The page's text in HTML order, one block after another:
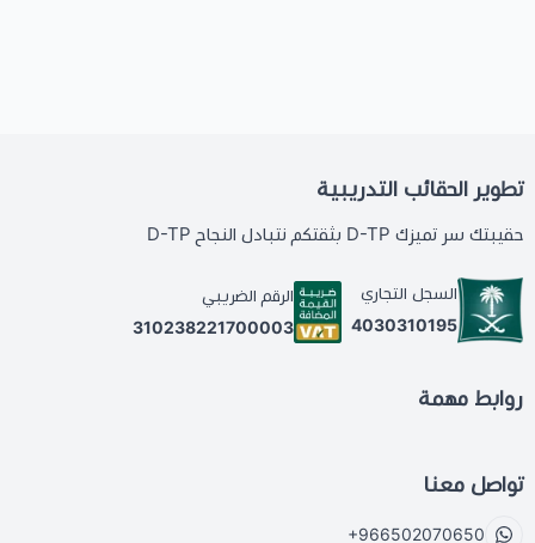
تطوير الحقائب التدريبية
حقيبتك سر تميزك D-TP بثقتكم نتبادل النجاح D-TP
السجل التجاري
4030310195
الرقم الضريبي
310238221700003
روابط مهمة
تواصل معنا
+966502070650